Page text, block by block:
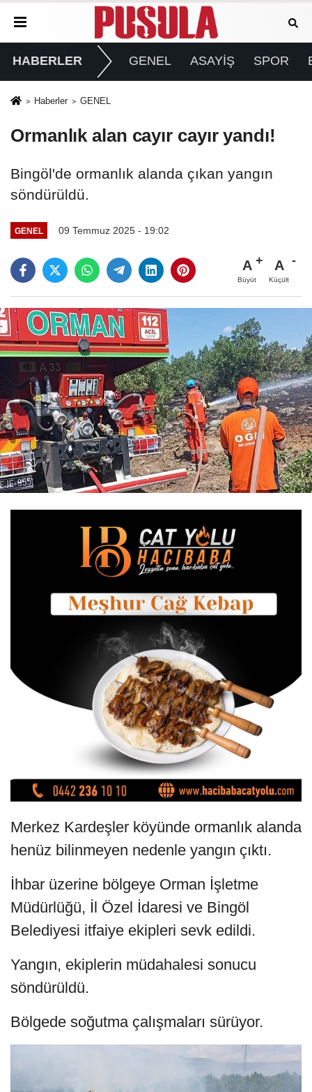
HABERLER GENEL ASAYİŞ SPOR
Haberler GENEL
Ormanlık alan cayır cayır yandı!
Bingöl'de ormanlık alanda çıkan yangın
söndürüldü.
GENEL 09 Temmuz 2025 - 19:02
A
Büyüt
A
Küçült
Merkez Kardeşler köyünde ormanlık alanda
henüz bilinmeyen nedenle yangın çıktı.
İhbar üzerine bölgeye Orman İşletme
Müdürlüğü, İl Özel İdaresi ve Bingöl
Belediyesi itfaiye ekipleri sevk edildi.
Yangın, ekiplerin müdahalesi sonucu
söndürüldü.
Bölgede soğutma çalışmaları sürüyor.